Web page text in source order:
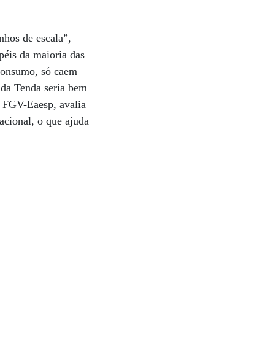
de escala”,
da maioria das
só caem
Tenda seria bem
Eaesp, avalia
o que ajuda